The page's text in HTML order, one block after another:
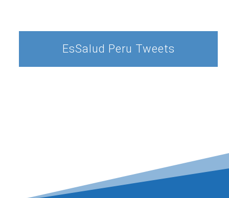
EsSalud Peru Tweets